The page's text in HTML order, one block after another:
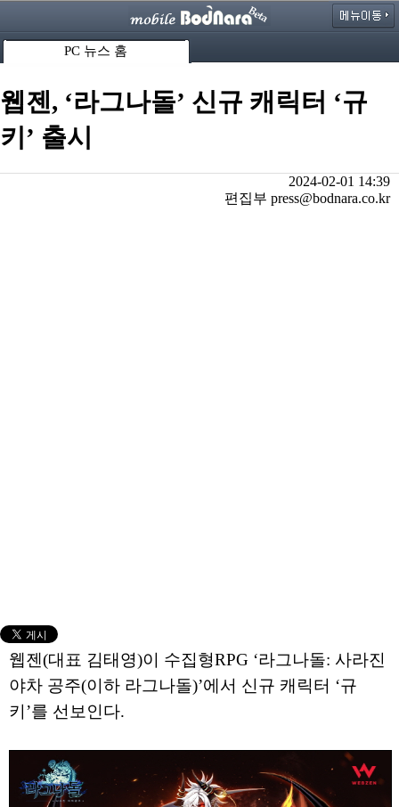
PC 뉴스 홈
웹젠, ‘라그나돌’ 신규 캐릭터 ‘규
키’ 출시
2024-02-01 14:39
편집부 press@bodnara.co.kr
웹젠(대표 김태영)이 수집형RPG ‘라그나돌: 사라진
야차 공주(이하 라그나돌)’에서 신규 캐릭터 ‘규
키’를 선보인다.